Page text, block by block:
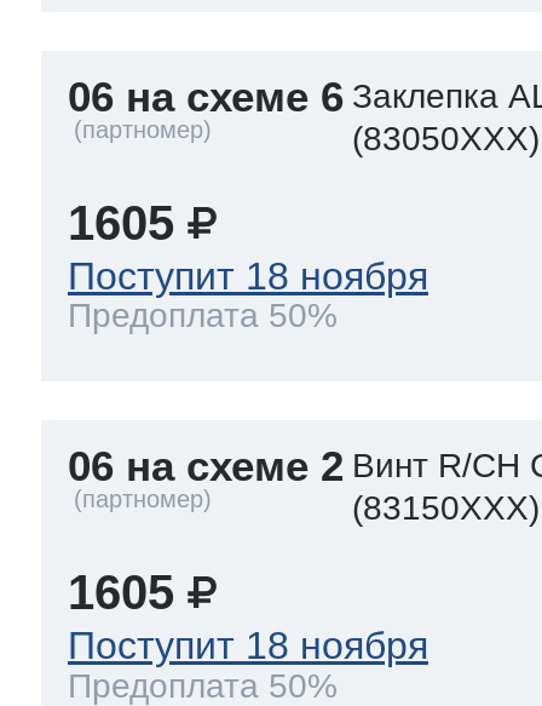
06 на схеме 6 Заклепка
(83050XXX)
1605
Поступит 18 ноября
Предоплата 50%
06 на схеме 2 Винт R/CH
(83150XXX)
1605
Поступит 18 ноября
Предоплата 50%